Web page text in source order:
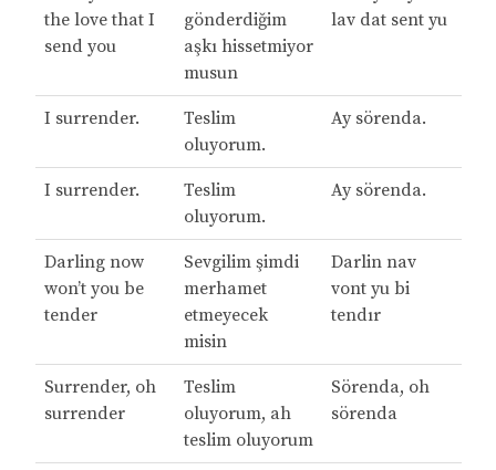
the love that I
send you
gönderdiğim
aşkı hissetmiyor
musun
lav dat sent yu
I surrender.
Teslim
oluyorum.
Ay sörenda.
I surrender.
Teslim
oluyorum.
Ay sörenda.
Darling now
won’t you be
tender
Sevgilim şimdi
merhamet
etmeyecek
misin
Darlin nav
vont yu bi
tendır
Surrender, oh
surrender
Teslim
oluyorum, ah
teslim oluyorum
Sörenda, oh
sörenda